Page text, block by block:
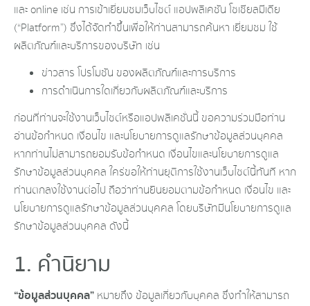
และ online เช่น การเข้าเยี่ยมชมเว็บไซต์ แอปพลิเคชัน โซเชียลมีเดีย
(“Platform”) ซึ่งได้จัดทำขึ้นเพื่อให้ท่านสามารถค้นหา เยี่ยมชม ใช้
ผลิตภัณฑ์และบริการของบริษัท เช่น
ข่าวสาร โปรโมชัน ของผลิตภัณฑ์และการบริการ
การดำเนินการใดเกี่ยวกับผลิตภัณฑ์และบริการ
ก่อนที่ท่านจะใช้งานเว็บไซต์หรือแอปพลิเคชั่นนี้ ขอความร่วมมือท่าน
อ่านข้อกำหนด เงื่อนไข และนโยบายการดูแลรักษาข้อมูลส่วนบุคคล
หากท่านไม่สามารถยอมรับข้อกำหนด เงื่อนไขและนโยบายการดูแล
รักษาข้อมูลส่วนบุคคล ใคร่ขอให้ท่านยุติการใช้งานเว็บไซต์นี้ทันที หาก
ท่านตกลงใช้งานต่อไป ถือว่าท่านยินยอมตามข้อกำหนด เงื่อนไข และ
นโยบายการดูแลรักษาข้อมูลส่วนบุคคล โดยบริษัทมีนโยบายการดูแล
รักษาข้อมูลส่วนบุคคล ดังนี้
1. คำนิยาม
“ข้อมูลส่วนบุคคล” หมายถึง ข้อมูลเกี่ยวกับบุคคล ซึ่งทำให้สามารถ